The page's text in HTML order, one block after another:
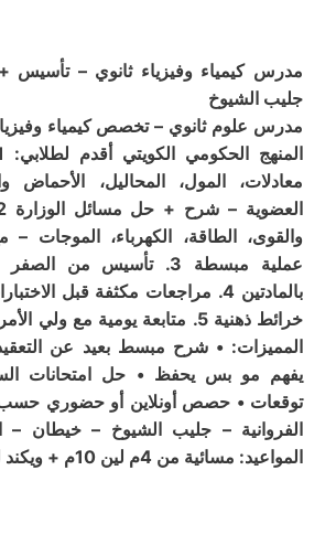
مدرس كيمياء وفيزياء ثانوي –
جليب الشيوخ
مدرس علوم ثانوي – تخصص كيمياء
معادلات، المول، المحاليل، الأحماض
والقوى، الطاقة، الكهرباء، الموجات –
عملية مبسطة 3. تأسيس من
بالمادتين 4. مراجعات مكثفة قبل
خرائط ذهنية 5. متابعة يومية مع
المميزات: • شرح مبسط بعيد عن
يفهم مو بس يحفظ • حل امتحانات
توقعات • حصص أونلاين أو حضوري حسب
الفروانية – جليب الشيوخ – خيطان –
المواعيد: مسائية من 4م لين 10م + ويكند للتواصل واتساب/